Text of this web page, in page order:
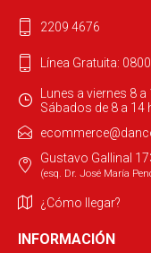
2209 4676
Línea Gratuita:
Lunes a viernes 8 a
Sábados de 8 a 14
Gustavo Gallinal
(esq. Dr. José María
¿Cómo llegar?
INFORMACIÓN